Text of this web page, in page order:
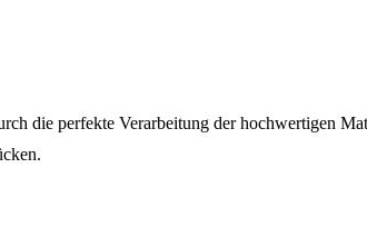
die perfekte Verarbeitung der hochwertigen